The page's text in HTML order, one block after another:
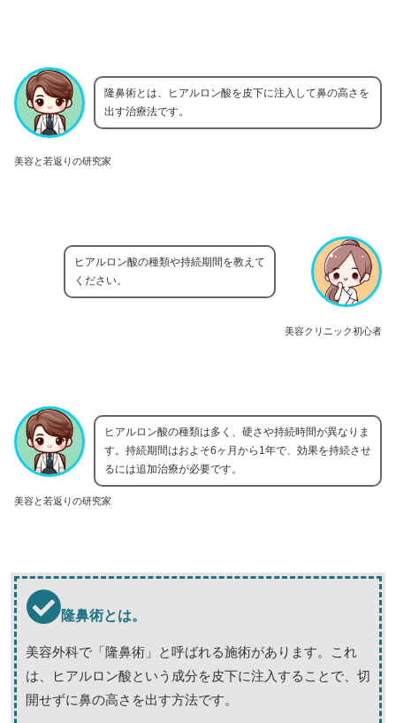
美容と若返りの研究家
隆鼻術とは、ヒアルロン酸を皮下に注入して鼻の高さを
出す治療法です。
美容クリニック初心者
ヒアルロン酸の種類や持続期間を教えて
ください。
美容と若返りの研究家
ヒアルロン酸の種類は多く、硬さや持続時間が異なりま
す。持続期間はおよそ6ヶ月から1年で、効果を持続させ
るには追加治療が必要です。
隆鼻術とは。
美容外科で「隆鼻術」と呼ばれる施術があります。これ
は、ヒアルロン酸という成分を皮下に注入することで、切
開せずに鼻の高さを出す方法です。